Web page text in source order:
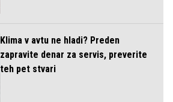
Klima v avtu ne hladi? Preden
zapravite denar za servis, preverite
teh pet stvari